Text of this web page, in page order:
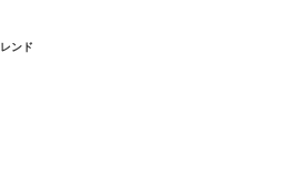
レンド